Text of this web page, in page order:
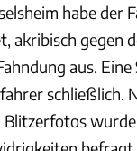
habe der
akribisch gegen
aus.
schließlich.